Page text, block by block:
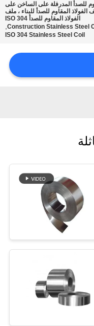
للصدأ المدرفلة على الساخن على
، 201 لفائف الفولاذ المقاوم للصدأ للبناء ، ملف
الفولاذ المقاوم للصدأ ISO 304
,
ISO 304 Stainless Steel Coil